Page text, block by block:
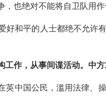
也绝对不能将自卫队用作
和平的人士都绝不允许
作，从事间谍活动。中方
英中国公民，滥用法律、